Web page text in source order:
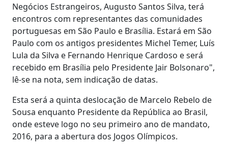
Negócios Estrangeiros, Augusto Santos Silva, terá
encontros com representantes das comunidades
portuguesas em São Paulo e Brasília. Estará em São
Paulo com os antigos presidentes Michel Temer, Luís
Lula da Silva e Fernando Henrique Cardoso e será
recebido em Brasília pelo Presidente Jair Bolsonaro",
lê-se na nota, sem indicação de datas.
Esta será a quinta deslocação de Marcelo Rebelo de
Sousa enquanto Presidente da República ao Brasil,
onde esteve logo no seu primeiro ano de mandato,
2016, para a abertura dos Jogos Olímpicos.